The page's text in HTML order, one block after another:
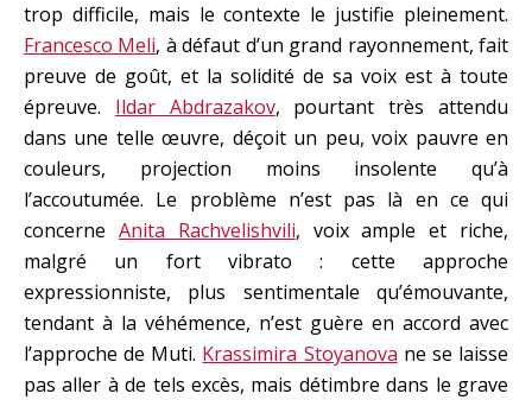
trop difficile, mais le contexte le justifie pleinement.
Francesco Meli, à défaut d’un grand rayonnement, fait
preuve de goût, et la solidité de sa voix est à toute
épreuve. Ildar Abdrazakov, pourtant très attendu
dans une telle œuvre, déçoit un peu, voix pauvre en
couleurs, projection moins insolente qu’à
l’accoutumée. Le problème n’est pas là en ce qui
concerne Anita Rachvelishvili, voix ample et riche,
malgré un fort vibrato : cette approche
expressionniste, plus sentimentale qu’émouvante,
tendant à la véhémence, n’est guère en accord avec
l’approche de Muti. Krassimira Stoyanova ne se laisse
pas aller à de tels excès, mais détimbre dans le grave